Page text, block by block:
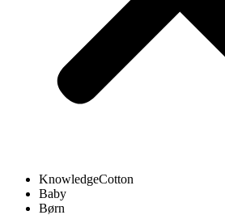
KnowledgeCotton
Baby
Børn